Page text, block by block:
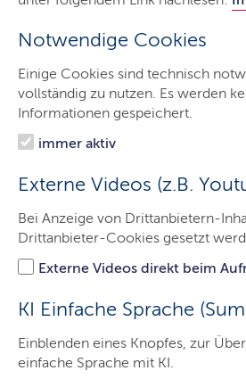
Notwendige Cookies
Einige Cookies sind technisch
vollständig zu nutzen. Es werden
Informationen gespeichert.
immer aktiv
Externe Videos (z.B.
Bei Anzeige von Drittanbietern-
Drittanbieter-Cookies gesetzt
Externe Videos direkt beim
KI Einfache Sprache
Einblenden eines Knopfes, zur
einfache Sprache mit KI.
Start
Das Gericht
Aufgaben
Besucher & Service
Ausbildung & Beruf
Kontakt
Mediation
Hier finden Sie die wichtigsten